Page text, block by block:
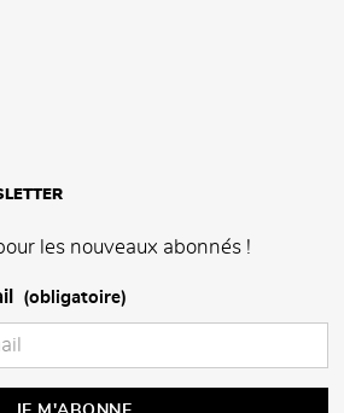
les nouveaux abonnés !
(obligatoire)